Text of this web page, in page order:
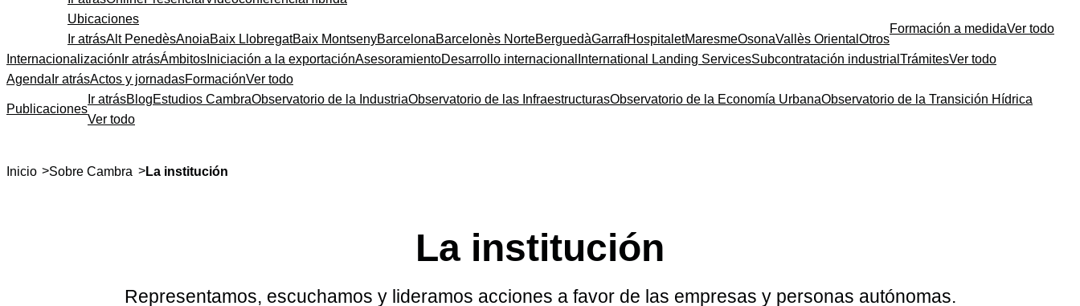
Ubicaciones
Ir atrásAlt PenedèsAnoiaBaix LlobregatBaix MontsenyBarcelonaBarcelonès NorteBerguedàGarrafHospitaletMaresmeOsonaVallès Oriental Otros
Formación a medidaVer todo
Internacionalización Ir atrásÁmbitos Iniciación a la exportaciónAsesoramientoDesarrollo internacional International Landing ServicesSubcontratación industrial TrámitesVer todo
Agenda Ir atrásActos y jornadasFormaciónVer todo
Publicaciones
Ir atrásBlogEstudios CambraObservatorio de la IndustriaObservatorio de las InfraestructurasObservatorio de la Economía UrbanaObservatorio de la Transición Hídrica
Ver todo
Inicio >Sobre Cambra >La institución
La institución
Representamos, escuchamos y lideramos acciones a favor de las empresas y personas autónomas.